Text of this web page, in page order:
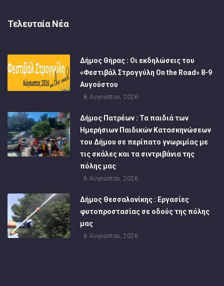
Τελευταία Νέα
Δήμος Θήρας : Οι εκδηλώσεις του
«Φεστιβάλ Στρογγύλη On the Road» 8-9
Αυγούστου
8 Αυγούστου, 2026
Δήμος Πατρέων : Τα παιδιά των
Ημερήσιων Παιδικών Κατασκηνώσεων
του Δήμου σε περίπατο γνωριμίας με
τις σκάλες και τα σιντριβάνια της
πόλης μας
8 Αυγούστου, 2026
Δήμος Θεσσαλονίκης : Εργασίες
φυτοπροστασίας σε οδούς της πόλης
μας
8 Αυγούστου, 2026